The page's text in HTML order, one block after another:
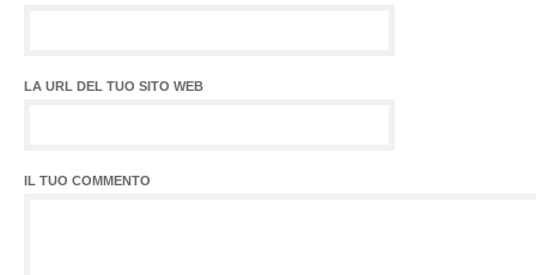
LA URL DEL TUO SITO WEB
IL TUO COMMENTO